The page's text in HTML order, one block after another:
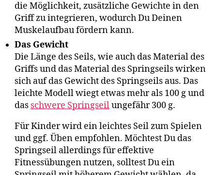
die Möglichkeit, zusätzliche Gewichte in den
Griff zu integrieren, wodurch Du Deinen
Muskelaufbau fördern kann.
Das Gewicht
Die Länge des Seils, wie auch das Material des
Griffs und das Material des Springseils wirken
sich auf das Gewicht des Springseils aus. Das
leichte Modell wiegt etwas mehr als 100 g und
das schwere Springseilungefähr 300 g.
Für Kinder wird ein leichtes Seil zum Spielen
und ggf. Üben empfohlen. Möchtest Du das
Springseil allerdings für effektive
Fitnessübungen nutzen, solltest Du ein